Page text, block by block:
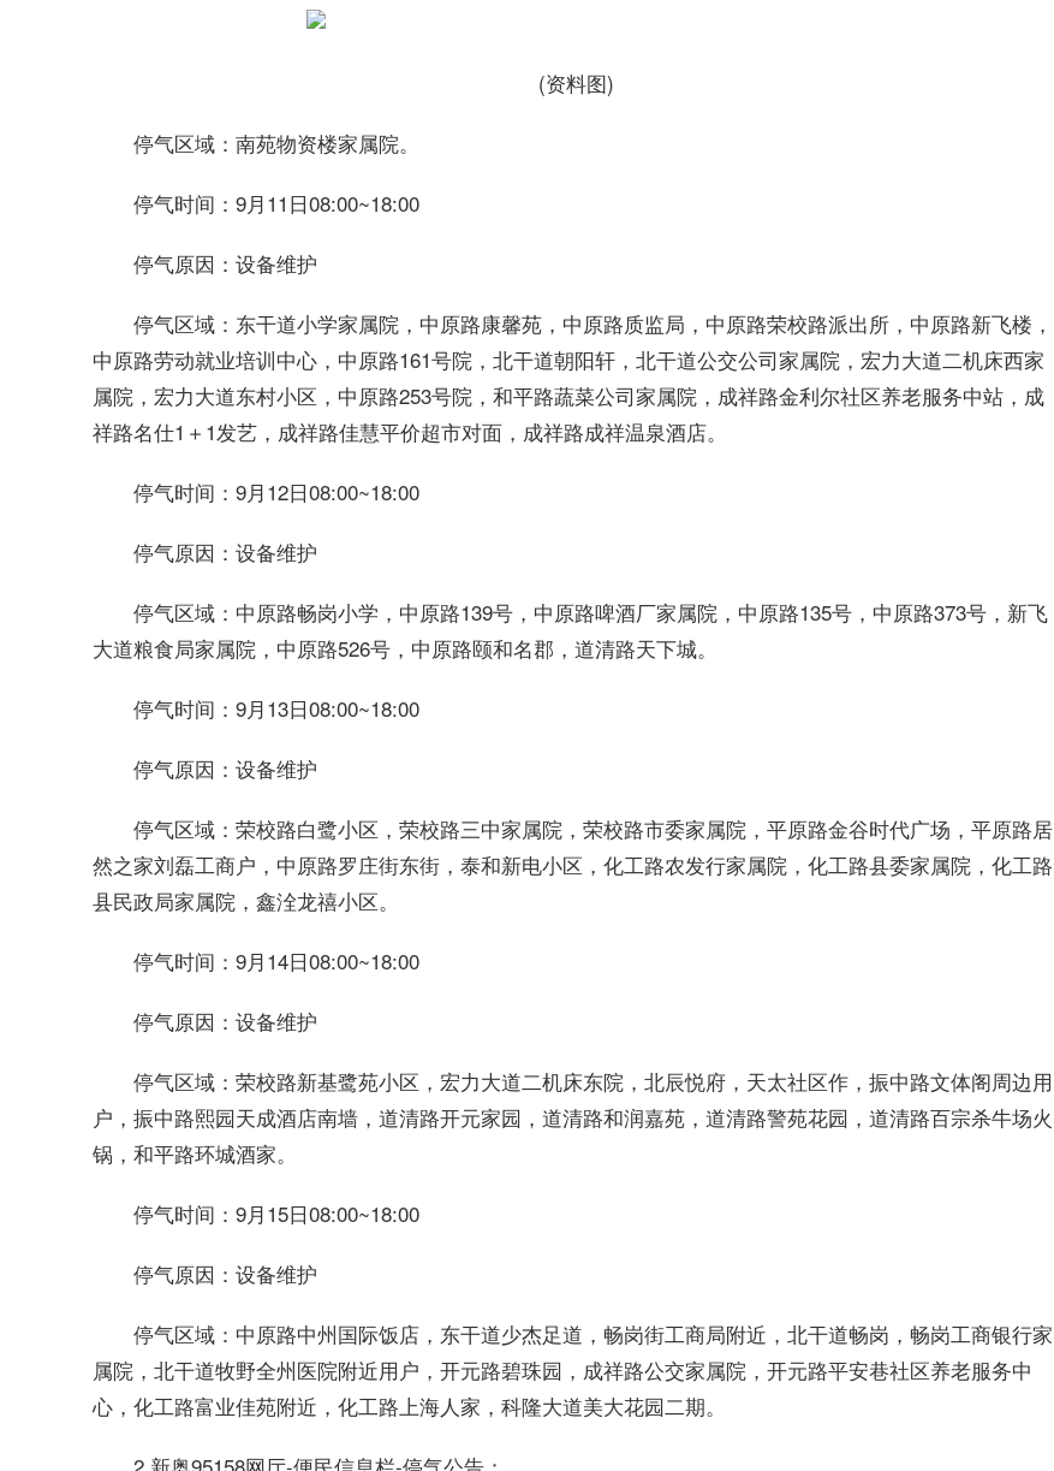
(资料图)
停气区域： 南苑物资楼家属院。
停气时间： 9月11日08:00~18:00
停气原因： 设备维护
停气区域： 东干道小学家属院，中原路康馨苑，中原路质监局，中原路荣校路派出所，中原路新飞楼，
中原路劳动就业培训中心，中原路161号院，北干道朝阳轩，北干道公交公司家属院，宏力大道二机床西家
属院，宏力大道东村小区，中原路253号院，和平路蔬菜公司家属院，成祥路金利尔社区养老服务中站，成
祥路名仕1＋1发艺，成祥路佳慧平价超市对面，成祥路成祥温泉酒店。
停气时间： 9月12日08:00~18:00
停气原因： 设备维护
停气区域： 中原路畅岗小学，中原路139号，中原路啤酒厂家属院，中原路135号，中原路373号，新飞
大道粮食局家属院，中原路526号，中原路颐和名郡，道清路天下城。
停气时间： 9月13日08:00~18:00
停气原因： 设备维护
停气区域： 荣校路白鹭小区，荣校路三中家属院，荣校路市委家属院，平原路金谷时代广场，平原路居
然之家刘磊工商户，中原路罗庄街东街，泰和新电小区，化工路农发行家属院，化工路县委家属院，化工路
县民政局家属院，鑫洤龙禧小区。
停气时间： 9月14日08:00~18:00
停气原因： 设备维护
停气区域： 荣校路新基鹭苑小区，宏力大道二机床东院，北辰悦府，天太社区作，振中路文体阁周边用
户，振中路熙园天成酒店南墙，道清路开元家园，道清路和润嘉苑，道清路警苑花园，道清路百宗杀牛场火
锅，和平路环城酒家。
停气时间： 9月15日08:00~18:00
停气原因： 设备维护
停气区域： 中原路中州国际饭店，东干道少杰足道，畅岗街工商局附近，北干道畅岗，畅岗工商银行家
属院，北干道牧野全州医院附近用户，开元路碧珠园，成祥路公交家属院，开元路平安巷社区养老服务中
心，化工路富业佳苑附近，化工路上海人家，科隆大道美大花园二期。